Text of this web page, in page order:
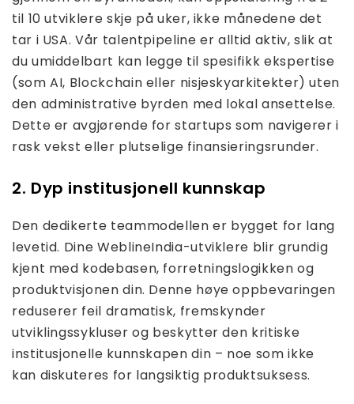
til 10 utviklere skje på uker, ikke månedene det
tar i USA. Vår talentpipeline er alltid aktiv, slik at
du umiddelbart kan legge til spesifikk ekspertise
(som AI, Blockchain eller nisjeskyarkitekter) uten
den administrative byrden med lokal ansettelse.
Dette er avgjørende for startups som navigerer i
rask vekst eller plutselige finansieringsrunder.
2. Dyp institusjonell kunnskap
Den dedikerte teammodellen er bygget for lang
levetid. Dine WeblineIndia-utviklere blir grundig
kjent med kodebasen, forretningslogikken og
produktvisjonen din. Denne høye oppbevaringen
reduserer feil dramatisk, fremskynder
utviklingssykluser og beskytter den kritiske
institusjonelle kunnskapen din – noe som ikke
kan diskuteres for langsiktig produktsuksess.